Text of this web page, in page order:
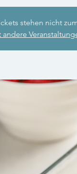
stehen nicht
andere